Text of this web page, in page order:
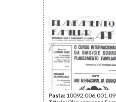
Pasta: